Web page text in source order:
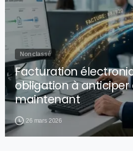
Non classé
Facturation
obligation à anticiper
maintenant
26 mars 2026